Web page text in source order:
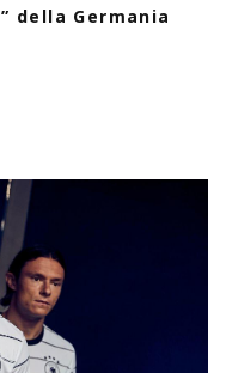
della Germania